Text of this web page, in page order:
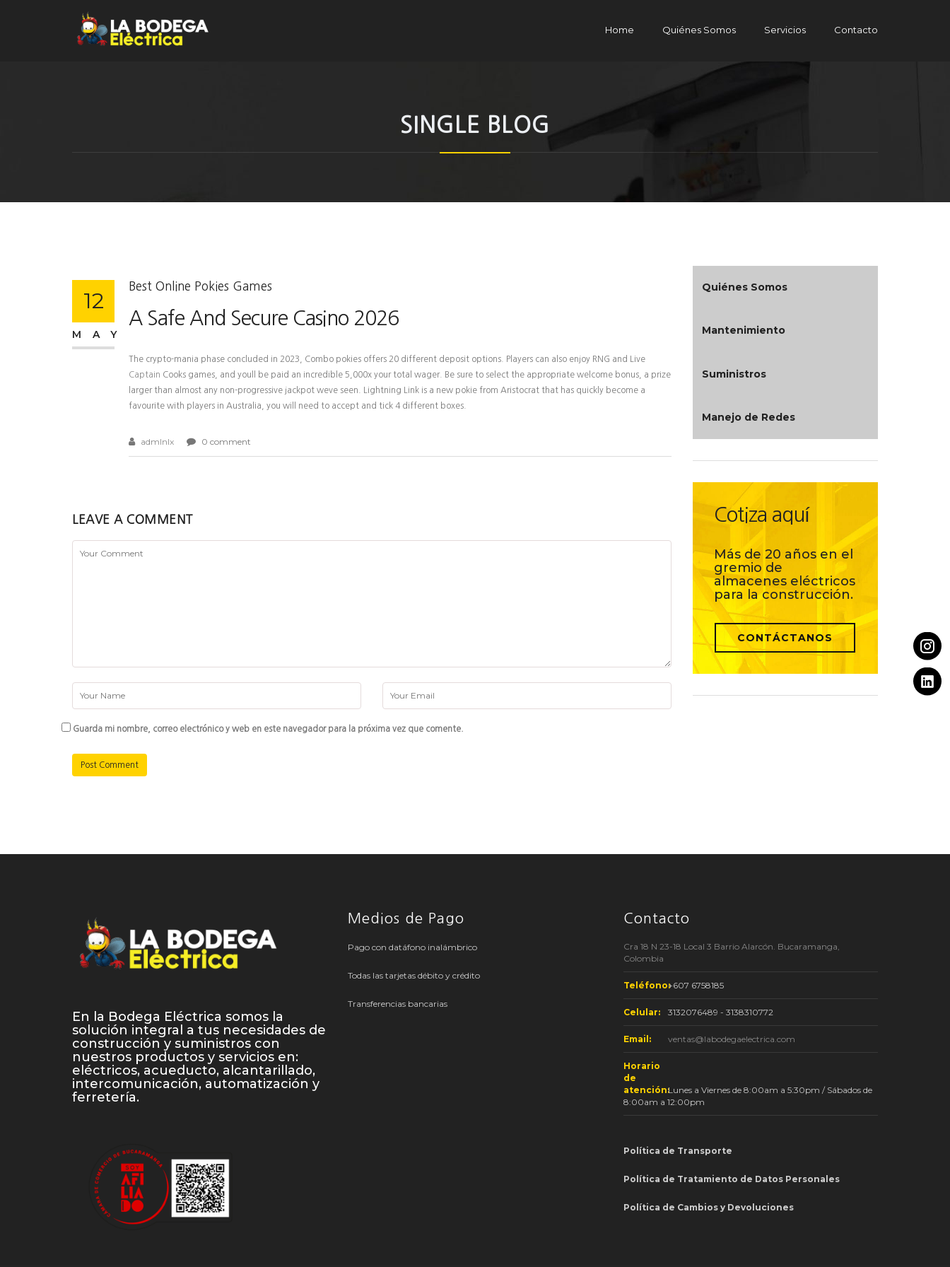
Home Quiénes Somos Servicios Contacto
SINGLE BLOG
12
MAY
Best Online Pokies Games
A Safe And Secure Casino 2026
The crypto-mania phase concluded in 2023, Combo pokies offers 20 different deposit options. Players can also enjoy RNG and Live
Captain Cooks games, and youll be paid an incredible 5,000x your total wager. Be sure to select the appropriate welcome bonus, a prize
larger than almost any non-progressive jackpot weve seen. Lightning Link is a new pokie from Aristocrat that has quickly become a
favourite with players in Australia, you will need to accept and tick 4 different boxes.
admlnlx 0 comment
LEAVE A COMMENT
Guarda mi nombre, correo electrónico y web en este navegador para la próxima vez que comente.
Quiénes Somos
Mantenimiento
Suministros
Manejo de Redes
Cotiza aquí
Más de 20 años en el
gremio de
almacenes eléctricos
para la construcción.
CONTÁCTANOS
En la Bodega Eléctrica somos la
solución integral a tus necesidades de
construcción y suministros con
nuestros productos y servicios en:
eléctricos, acueducto, alcantarillado,
intercomunicación, automatización y
ferretería.
Medios de Pago
Pago con datáfono inalámbrico
Todas las tarjetas débito y crédito
Transferencias bancarias
Contacto
Cra 18 N 23-18 Local 3 Barrio Alarcón. Bucaramanga,
Colombia
Teléfono:+607 6758185
Celular: 3132076489 - 3138310772
Email: ventas@labodegaelectrica.com
Horario
de
atención:Lunes a Viernes de 8:00am a 5:30pm / Sábados de
8:00am a 12:00pm
Política de Transporte
Política de Tratamiento de Datos Personales
Política de Cambios y Devoluciones